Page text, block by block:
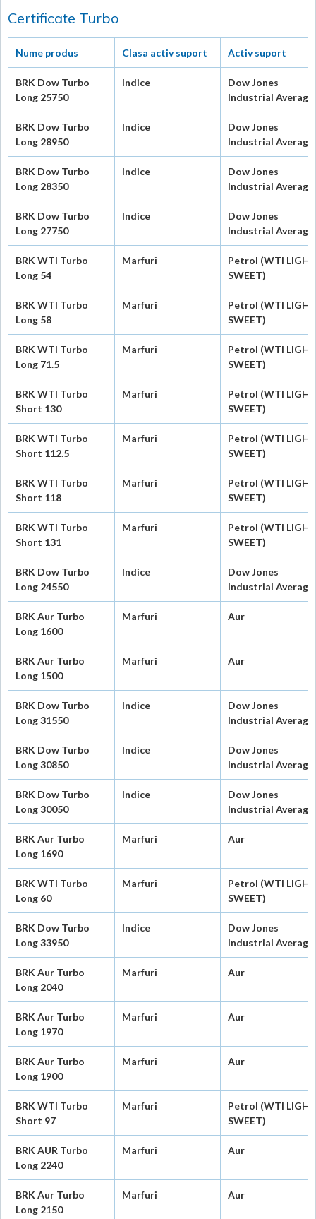
Certificate Turbo
Nume produs Clasa activ suport Activ suport
BRK Dow Turbo
Long 25750
Indice
Dow Jones
Industrial Average
BRK Dow Turbo
Long 28950
Indice
Dow Jones
Industrial Average
BRK Dow Turbo
Long 28350
Indice
Dow Jones
Industrial Average
BRK Dow Turbo
Long 27750
Indice
Dow Jones
Industrial Average
BRK WTI Turbo
Long 54
Marfuri
Petrol (WTI LIGHT
SWEET)
BRK WTI Turbo
Long 58
Marfuri
Petrol (WTI LIGHT
SWEET)
BRK WTI Turbo
Long 71.5
Marfuri
Petrol (WTI LIGHT
SWEET)
BRK WTI Turbo
Short 130
Marfuri
Petrol (WTI LIGHT
SWEET)
BRK WTI Turbo
Short 112.5
Marfuri
Petrol (WTI LIGHT
SWEET)
BRK WTI Turbo
Short 118
Marfuri
Petrol (WTI LIGHT
SWEET)
BRK WTI Turbo
Short 131
Marfuri
Petrol (WTI LIGHT
SWEET)
BRK Dow Turbo
Long 24550
Indice
Dow Jones
Industrial Average
BRK Aur Turbo
Long 1600
Marfuri Aur
BRK Aur Turbo
Long 1500
Marfuri Aur
BRK Dow Turbo
Long 31550
Indice
Dow Jones
Industrial Average
BRK Dow Turbo
Long 30850
Indice
Dow Jones
Industrial Average
BRK Dow Turbo
Long 30050
Indice
Dow Jones
Industrial Average
BRK Aur Turbo
Long 1690
Marfuri Aur
BRK WTI Turbo
Long 60
Marfuri
Petrol (WTI LIGHT
SWEET)
BRK Dow Turbo
Long 33950
Indice
Dow Jones
Industrial Average
BRK Aur Turbo
Long 2040
Marfuri Aur
BRK Aur Turbo
Long 1970
Marfuri Aur
BRK Aur Turbo
Long 1900
Marfuri Aur
BRK WTI Turbo
Short 97
Marfuri
Petrol (WTI LIGHT
SWEET)
BRK AUR Turbo
Long 2240
Marfuri Aur
BRK Aur Turbo
Long 2150
Marfuri Aur